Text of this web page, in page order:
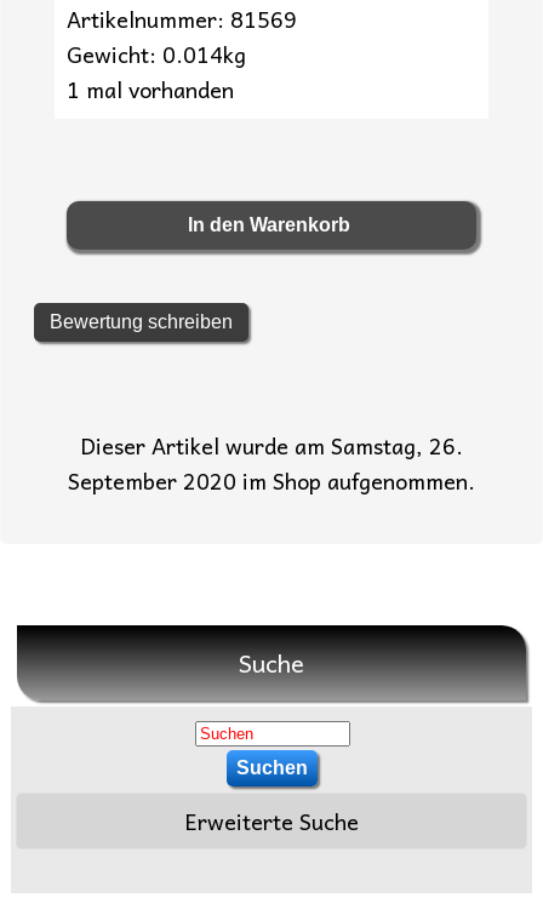
Artikelnummer: 81569
Gewicht: 0.014kg
1 mal vorhanden
Bewertung schreiben
Dieser Artikel wurde am Samstag, 26.
September 2020 im Shop aufgenommen.
Suche
Erweiterte Suche